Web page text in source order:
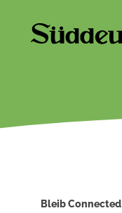
Bleib Connected